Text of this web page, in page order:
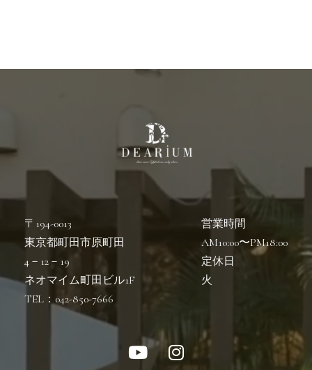
〒194-0013
東京都町田市原町田
4－12－19
ネオマイム町田ビル1F
TEL：042-850-7666
営業時間
AM10:00〜PM18:00
定休日
火